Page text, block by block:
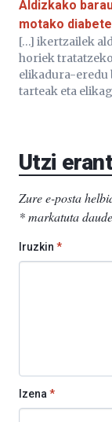
Aldizkako
motako
[…] ikertzailek
horiek
elikadura-eredu
tarteak eta
Utzi
Zure e-posta
*markatuta daude
Iruzkin *
Izena*